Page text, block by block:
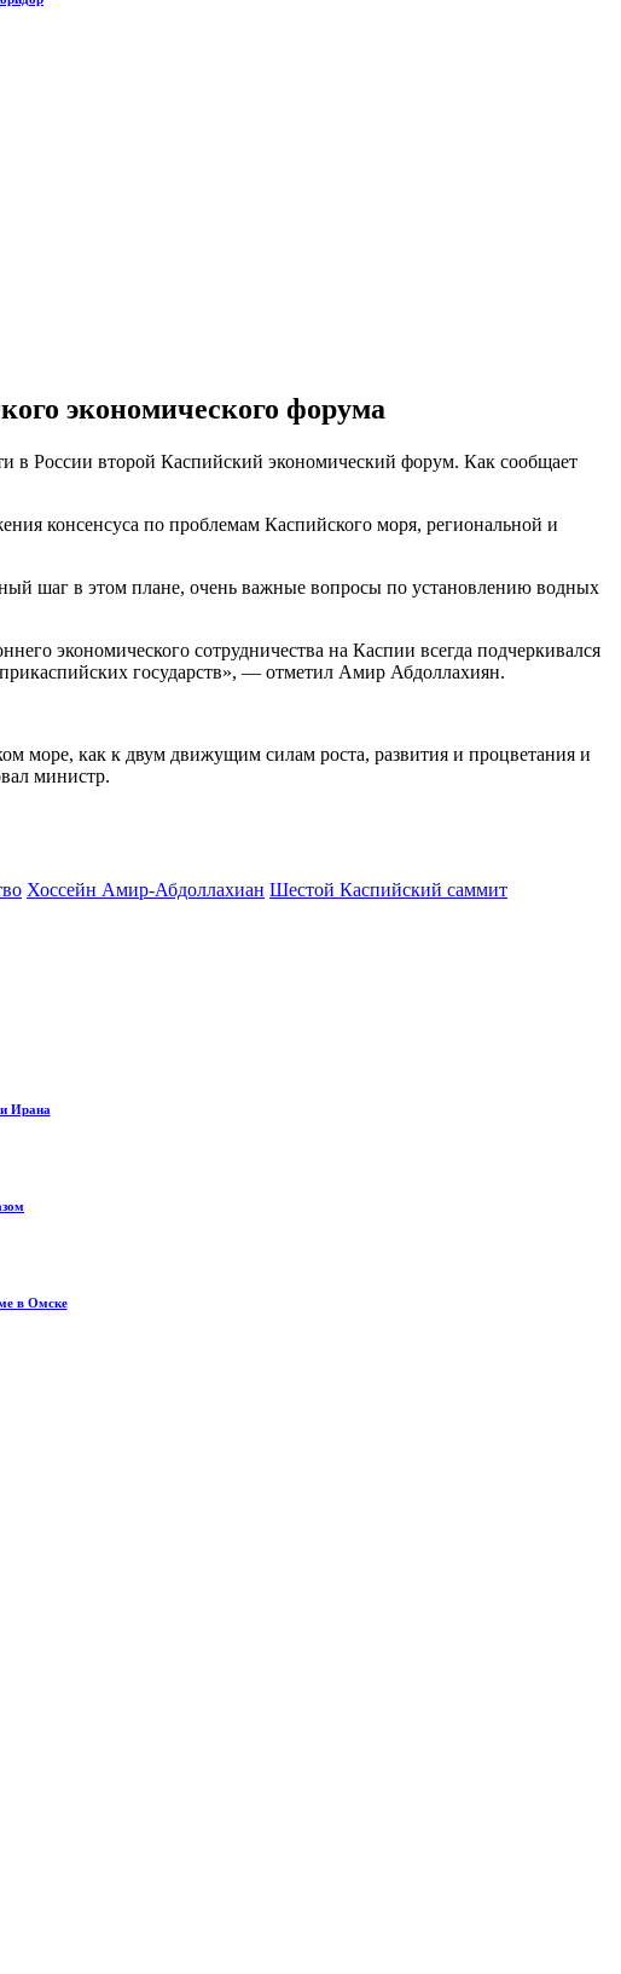
экономического форума
в России второй Каспийский экономический форум. Как сообщает
консенсуса по проблемам Каспийского моря, региональной и
шаг в этом плане, очень важные вопросы по установлению водных
экономического сотрудничества на Каспии всегда подчеркивался
государств», — отметил Амир Абдоллахиян.
море, как к двум движущим силам роста, развития и процветания и
министр.
Хоссейн Амир-Абдоллахиан Шестой Каспийский саммит
Ирана
в Омске